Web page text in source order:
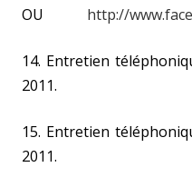
OU http://
14. Entretien
2011.
15. Entretien
2011.